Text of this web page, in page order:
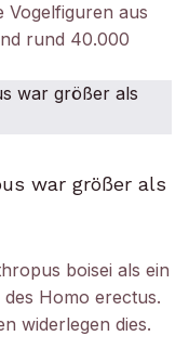
Vogelfiguren aus
rund 40.000
war größer als
boisei als ein
Homo erectus.
widerlegen dies.